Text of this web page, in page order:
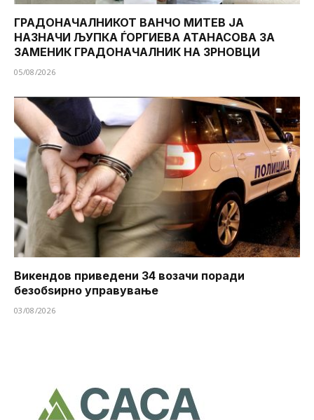
ГРАДОНАЧАЛНИКОТ ВАНЧО МИТЕВ ЈА
НАЗНАЧИ ЉУПКА ЃОРГИЕВА АТАНАСОВА ЗА
ЗАМЕНИК ГРАДОНАЧАЛНИК НА ЗРНОВЦИ
05/08/2026
Викендов приведени 34 возачи поради
безобѕирно управување
03/08/2026